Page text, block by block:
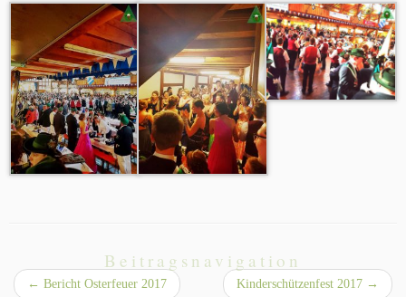
Beitragsnavigation
← Bericht Osterfeuer 2017 Kinderschützenfest 2017 →